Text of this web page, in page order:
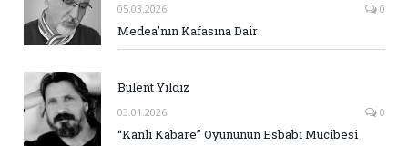
05.03.2026 0
Medea’nın Kafasına Dair
Bülent Yıldız
03.01.2026 0
“Kanlı Kabare” Oyununun Esbabı Mucibesi